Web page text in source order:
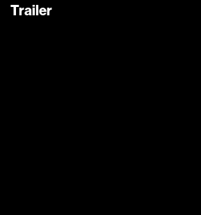
země
Trailer